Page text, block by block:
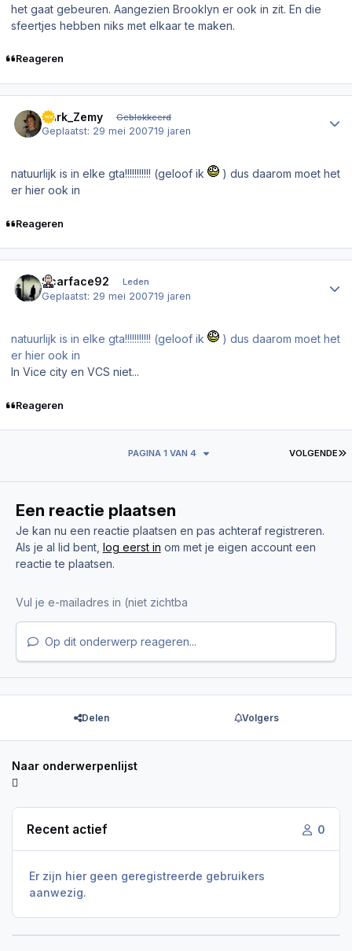
het gaat gebeuren. Aangezien Brooklyn er ook in zit. En die
sfeertjes hebben niks met elkaar te maken.
Reageren
Dark_Zemy Geblokkeerd
Geplaatst: 29 mei 200719 jaren
natuurlijk is in elke gta!!!!!!!!!!! (geloof ik
) dus daarom moet het
er hier ook in
Reageren
Scarface92 Leden
Geplaatst: 29 mei 200719 jaren
natuurlijk is in elke gta!!!!!!!!!!! (geloof ik
) dus daarom moet het
er hier ook in
In Vice city en VCS niet...
Reageren
VOLGENDE
PAGINA 1 VAN 4
Een reactie plaatsen
Je kan nu een reactie plaatsen en pas achteraf registreren.
Als je al lid bent, log eerst in om met je eigen account een
reactie te plaatsen.
Op dit onderwerp reageren...
Delen Volgers
Naar onderwerpenlijst
Recent actief 0
Er zijn hier geen geregistreerde gebruikers
aanwezig.